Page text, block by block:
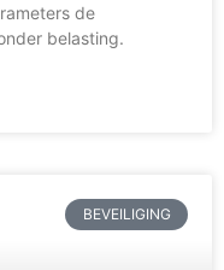
de
belasting.
BEVEILIGING